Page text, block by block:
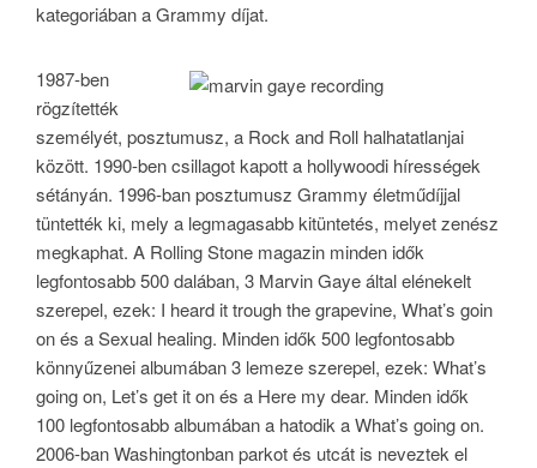
kategoriában a Grammy díjat.
1987-ben
rögzítették
személyét, posztumusz, a Rock and Roll halhatatlanjai
között. 1990-ben csillagot kapott a hollywoodi hírességek
sétányán. 1996-ban posztumusz Grammy életműdíjjal
tüntették ki, mely a legmagasabb kitüntetés, melyet zenész
megkaphat. A Rolling Stone magazin minden idők
legfontosabb 500 dalában, 3 Marvin Gaye által elénekelt
szerepel, ezek: I heard it trough the grapevine, What’s goin
on és a Sexual healing. Minden idők 500 legfontosabb
könnyűzenei albumában 3 lemeze szerepel, ezek: What’s
going on, Let’s get it on és a Here my dear. Minden idők
100 legfontosabb albumában a hatodik a What’s going on.
2006-ban Washingtonban parkot és utcát is neveztek el